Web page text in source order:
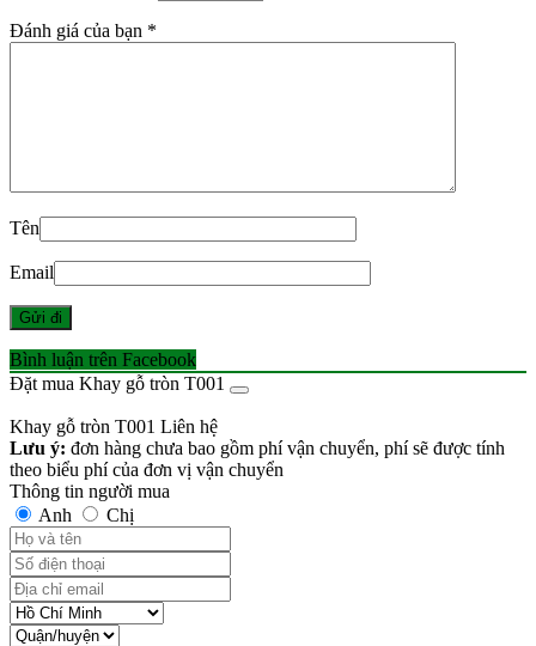
Đánh giá của bạn *
Tên
Email
Bình luận trên Facebook
Đặt mua Khay gỗ tròn T001
Khay gỗ tròn T001 Liên hệ
Lưu ý: đơn hàng chưa bao gồm phí vận chuyển, phí sẽ được tính
theo biểu phí của đơn vị vận chuyển
Thông tin người mua
Anh
Chị